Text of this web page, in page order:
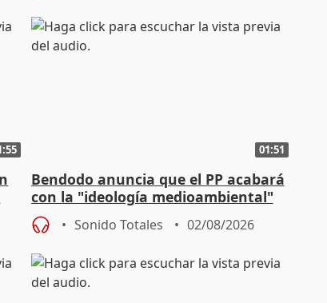
01:51
Bendodo anuncia que el PP acabará
con la "ideología medioambiental"
para regenerar las playas
Sonido Totales 02/08/2026